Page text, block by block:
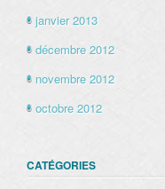
janvier 2013
décembre 2012
novembre 2012
octobre 2012
CATÉGORIES